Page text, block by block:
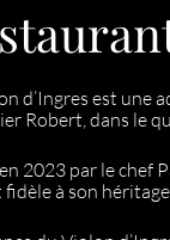
d’Ingres est une
Robert, dans le
2023 par le chef
à son